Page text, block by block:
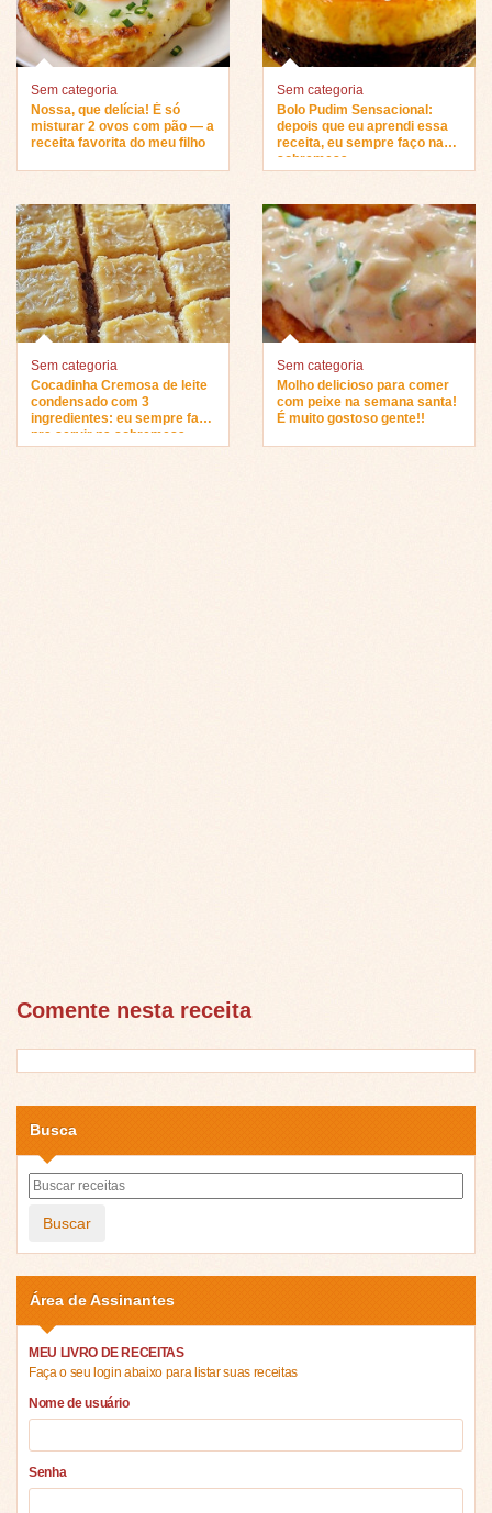
Sem categoria
Nossa, que delícia! É só
misturar 2 ovos com pão — a
receita favorita do meu filho
Sem categoria
Bolo Pudim Sensacional:
depois que eu aprendi essa
receita, eu sempre faço na
sobremesa…
Sem categoria
Cocadinha Cremosa de leite
condensado com 3
ingredientes: eu sempre faço
pra servir na sobremesa…
Sem categoria
Molho delicioso para comer
com peixe na semana santa!
É muito gostoso gente!!
Comente nesta receita
Busca
Buscar
Área de Assinantes
MEU LIVRO DE RECEITAS
Faça o seu login abaixo para listar suas receitas
Nome de usuário
Senha